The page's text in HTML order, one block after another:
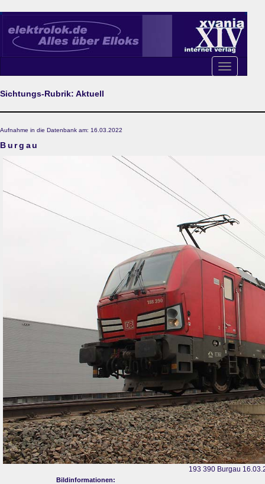
Toggle
navigation
Sichtungs-Rubrik: Aktuell
Aufnahme in die Datenbank am: 16.03.2022
Burgau
193 390 Burgau
Bildinformationen: